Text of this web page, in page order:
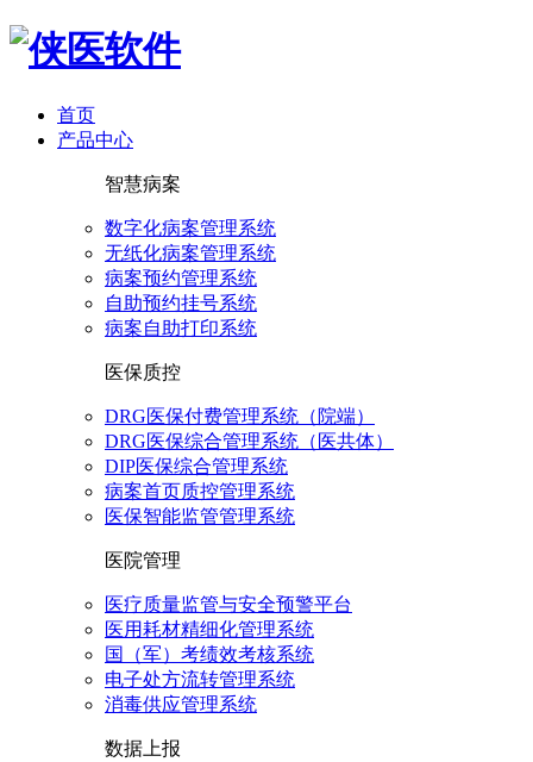
首页
产品中心
智慧病案
数字化病案管理系统
无纸化病案管理系统
病案预约管理系统
自助预约挂号系统
病案自助打印系统
医保质控
DRG医保付费管理系统（院端）
DRG医保综合管理系统（医共体）
DIP医保综合管理系统
病案首页质控管理系统
医保智能监管管理系统
医院管理
医疗质量监管与安全预警平台
医用耗材精细化管理系统
国（军）考绩效考核系统
电子处方流转管理系统
消毒供应管理系统
数据上报